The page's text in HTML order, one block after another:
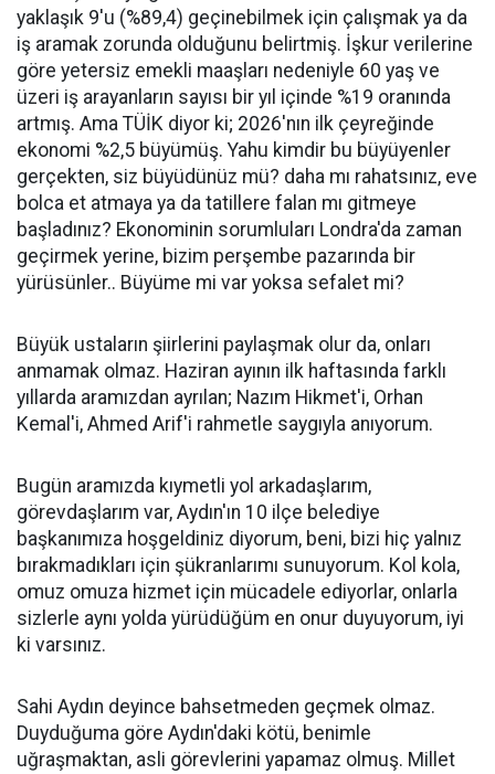
yaklaşık 9'u (%89,4) geçinebilmek için çalışmak ya da
iş aramak zorunda olduğunu belirtmiş. İşkur verilerine
göre yetersiz emekli maaşları nedeniyle 60 yaş ve
üzeri iş arayanların sayısı bir yıl içinde %19 oranında
artmış. Ama TÜİK diyor ki; 2026'nın ilk çeyreğinde
ekonomi %2,5 büyümüş. Yahu kimdir bu büyüyenler
gerçekten, siz büyüdünüz mü? daha mı rahatsınız, eve
bolca et atmaya ya da tatillere falan mı gitmeye
başladınız? Ekonominin sorumluları Londra'da zaman
geçirmek yerine, bizim perşembe pazarında bir
yürüsünler.. Büyüme mi var yoksa sefalet mi?
Büyük ustaların şiirlerini paylaşmak olur da, onları
anmamak olmaz. Haziran ayının ilk haftasında farklı
yıllarda aramızdan ayrılan; Nazım Hikmet'i, Orhan
Kemal'i, Ahmed Arif'i rahmetle saygıyla anıyorum.
Bugün aramızda kıymetli yol arkadaşlarım,
görevdaşlarım var, Aydın'ın 10 ilçe belediye
başkanımıza hoşgeldiniz diyorum, beni, bizi hiç yalnız
bırakmadıkları için şükranlarımı sunuyorum. Kol kola,
omuz omuza hizmet için mücadele ediyorlar, onlarla
sizlerle aynı yolda yürüdüğüm en onur duyuyorum, iyi
ki varsınız.
Sahi Aydın deyince bahsetmeden geçmek olmaz.
Duyduğuma göre Aydın'daki kötü, benimle
uğraşmaktan, asli görevlerini yapamaz olmuş. Millet